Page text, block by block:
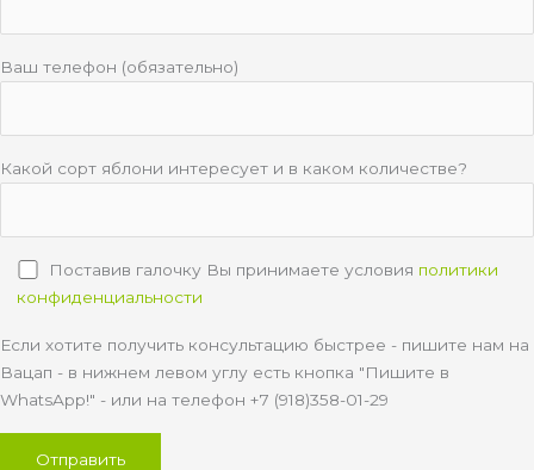
Ваш телефон (обязательно)
Какой сорт яблони интересует и в каком количестве?
Поставив галочку Вы принимаете условия политики
конфиденциальности
Если хотите получить консультацию быстрее - пишите нам на
Вацап - в нижнем левом углу есть кнопка "Пишите в
WhatsApp!" - или на телефон +7 (918)358-01-29